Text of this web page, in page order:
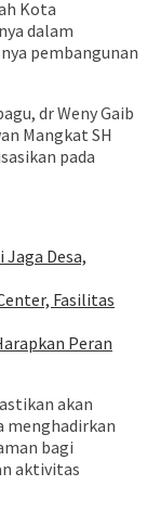
Kota
dalam
pembangunan
dr Weny Gaib
Mangkat SH
pada
Desa,
Fasilitas
Peran
akan
menghadirkan
bagi
aktivitas